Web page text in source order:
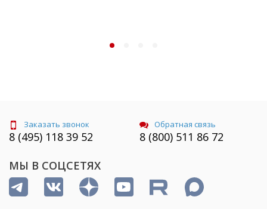
Заказать звонок
8 (495) 118 39 52
Обратная связь
8 (800) 511 86 72
МЫ В СОЦСЕТЯХ